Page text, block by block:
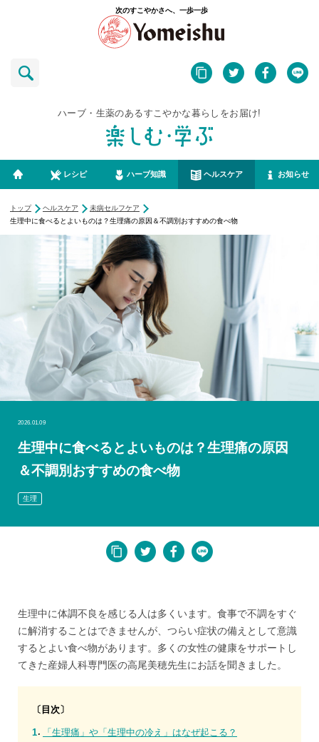
次のすこやかさへ、一歩一歩
ハーブ・生薬のあるすこやかな暮らしをお届け!
レシピ ハーブ知識 ヘルスケア お知らせ
トップ ヘルスケア
未病セルフケア
生理中に食べるとよいものは？生理痛の原因＆不調別おすすめの食べ物
2026.01.09
生理中に食べるとよいものは？生理痛の原因
＆不調別おすすめの食べ物
生理
生理中に体調不良を感じる人は多くいます。食事で不調をすぐ
に解消することはできませんが、つらい症状の備えとして意識
するとよい食べ物があります。多くの女性の健康をサポートし
てきた産婦人科専門医の高尾美穂先生にお話を聞きました。
〔目次〕
「生理痛」や「生理中の冷え」はなぜ起こる？